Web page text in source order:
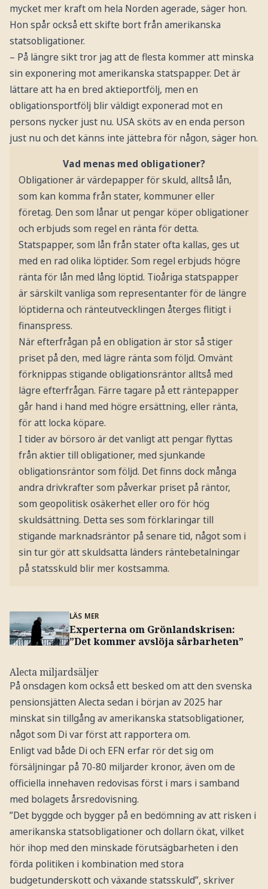
mycket mer kraft om hela Norden agerade, säger hon.
Hon spår också ett skifte bort från amerikanska
statsobligationer.
– På längre sikt tror jag att de flesta kommer att minska
sin exponering mot amerikanska statspapper. Det är
lättare att ha en bred aktieportfölj, men en
obligationsportfölj blir väldigt exponerad mot en
persons nycker just nu. USA sköts av en enda person
just nu och det känns inte jättebra för någon, säger hon.
Vad menas med obligationer?
Obligationer är värdepapper för skuld, alltså lån,
som kan komma från stater, kommuner eller
företag. Den som lånar ut pengar köper obligationer
och erbjuds som regel en ränta för detta.
Statspapper, som lån från stater ofta kallas, ges ut
med en rad olika löptider. Som regel erbjuds högre
ränta för lån med lång löptid. Tioåriga statspapper
är särskilt vanliga som representanter för de längre
löptiderna och ränteutvecklingen återges flitigt i
finanspress.
När efterfrågan på en obligation är stor så stiger
priset på den, med lägre ränta som följd. Omvänt
förknippas stigande obligationsräntor alltså med
lägre efterfrågan. Färre tagare på ett räntepapper
går hand i hand med högre ersättning, eller ränta,
för att locka köpare.
I tider av börsoro är det vanligt att pengar flyttas
från aktier till obligationer, med sjunkande
obligationsräntor som följd. Det finns dock många
andra drivkrafter som påverkar priset på räntor,
som geopolitisk osäkerhet eller oro för hög
skuldsättning. Detta ses som förklaringar till
stigande marknadsräntor på senare tid, något som i
sin tur gör att skuldsatta länders räntebetalningar
på statsskuld blir mer kostsamma.
LÄS MER
Experterna om Grönlandskrisen:
”Det kommer avslöja sårbarheten”
Alecta miljardsäljer
På onsdagen kom också ett besked om att den svenska
pensionsjätten Alecta sedan i början av 2025 har
minskat sin tillgång av amerikanska statsobligationer,
något som Di var först att rapportera om.
Enligt vad både Di och EFN erfar rör det sig om
försäljningar på 70-80 miljarder kronor, även om de
officiella innehaven redovisas först i mars i samband
med bolagets årsredovisning.
”Det byggde och bygger på en bedömning av att risken i
amerikanska statsobligationer och dollarn ökat, vilket
hör ihop med den minskade förutsägbarheten i den
förda politiken i kombination med stora
budgetunderskott och växande statsskuld”, skriver